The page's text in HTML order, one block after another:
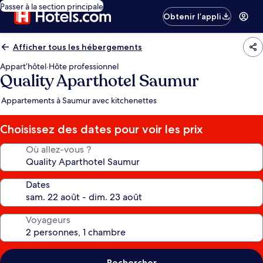
Passer à la section principale
Obtenir l’appli
Afficher tous les hébergements
Appart’hôtel·Hôte professionnel
Quality Aparthotel Saumur
Appartements à Saumur avec kitchenettes
Choisissez des dates pour voir les prix
Où allez-vous ?
Dates
Voyageurs